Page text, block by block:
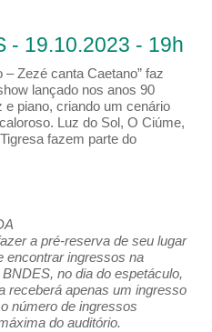
- 19.10.2023 - 19h
Zezé canta Caetano” faz
lançado nos anos 90
piano, criando um cenário
Luz do Sol, O Ciúme,
fazem parte do
a pré-reserva de seu lugar
encontrar ingressos na
no dia do espetáculo,
receberá apenas um ingresso
número de ingressos
do auditório.